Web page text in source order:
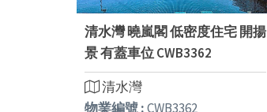
清水灣 曉嵐閣 低密度住宅 開揚
景 有蓋車位 CWB3362
清水灣
物業編號 :CWB3362